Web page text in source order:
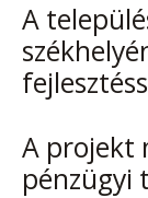
A
A projekt
pénzügyi